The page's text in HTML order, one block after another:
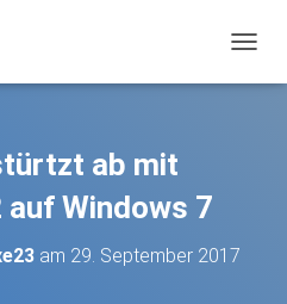
ab mit
Windows 7
am 29. September 2017